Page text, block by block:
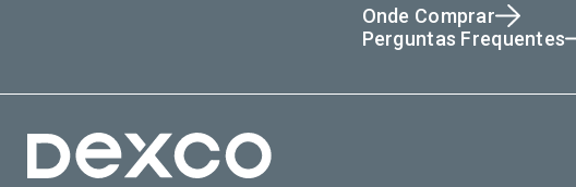
Onde Comprar
Perguntas Frequentes